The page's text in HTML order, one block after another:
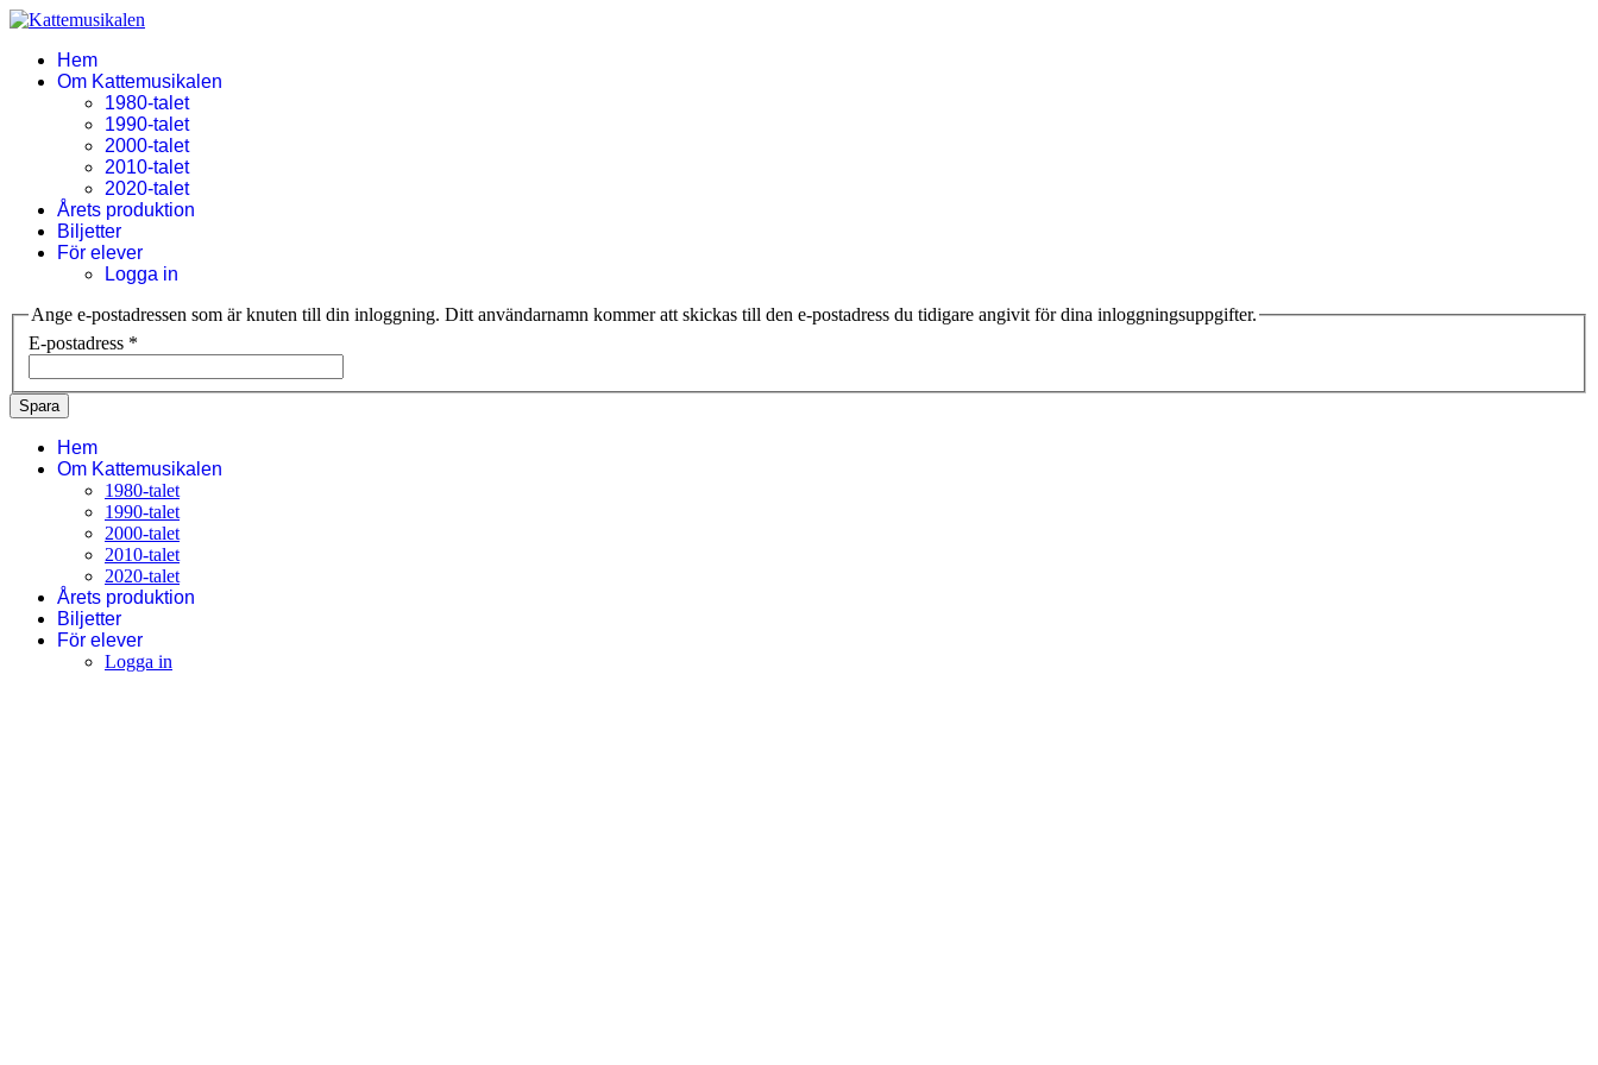
Hem
Om Kattemusikalen
1980-talet
1990-talet
2000-talet
2010-talet
2020-talet
Årets produktion
Biljetter
För elever
Logga in
Ange e-postadressen som är knuten till din inloggning. Ditt användarnamn kommer att skickas till den e-postadress du tidigare angivit för dina inloggningsuppgifter.
E-postadress *
Spara
Hem
Om Kattemusikalen
1980-talet
1990-talet
2000-talet
2010-talet
2020-talet
Årets produktion
Biljetter
För elever
Logga in